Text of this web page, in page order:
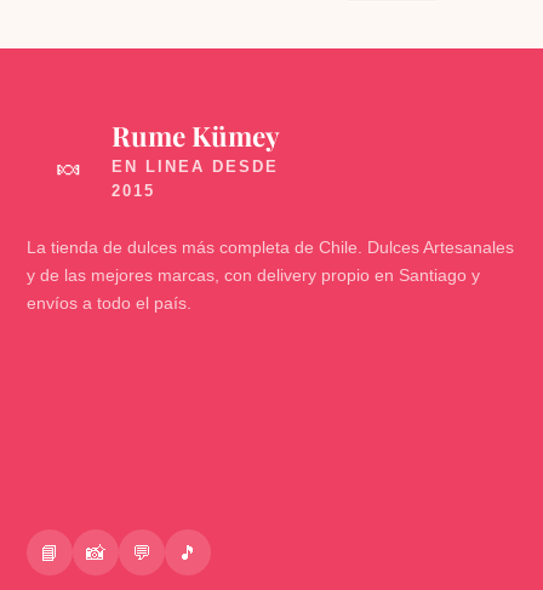
🍬
Rume Kümey
La tienda de dulces más completa de Chile. Dulces Artesanales
y de las mejores marcas, con delivery propio en Santiago y
envíos a todo el país.
📘 📸 💬 🎵